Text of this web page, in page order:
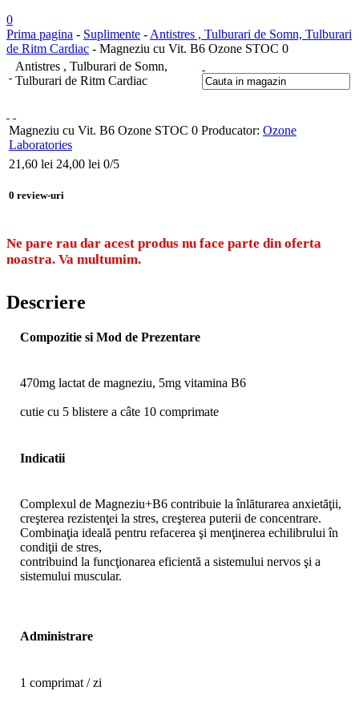
0
Prima pagina - Suplimente - Antistres , Tulburari de Somn, Tulburari
de Ritm Cardiac - Magneziu cu Vit. B6 Ozone STOC 0
Antistres , Tulburari de Somn,
Tulburari de Ritm Cardiac
Magneziu cu Vit. B6 Ozone STOC 0 Producator: Ozone
Laboratories
21,60 lei 24,00 lei 0/5
0 review-uri
Ne pare rau dar acest produs nu face parte din oferta
noastra. Va multumim.
Descriere
Compozitie si Mod de Prezentare
470mg lactat de magneziu, 5mg vitamina B6
cutie cu 5 blistere a câte 10 comprimate
Indicatii
Complexul de Magneziu+B6 contribuie la înlăturarea anxietăţii,
creşterea rezistenţei la stres, creşterea puterii de concentrare.
Combinaţia ideală pentru refacerea şi menţinerea echilibrului în
condiţii de stres,
contribuind la funcţionarea eficientă a sistemului nervos şi a
sistemului muscular.
Administrare
1 comprimat / zi